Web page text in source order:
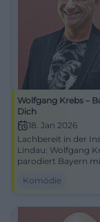
Wolfgang Krebs –
Dich
18. Jan 2026
Lachbereit in der
Lindau: Wolfgang
parodiert Bayern
18.01.2026, 18 Uhr,
Beste Satire, jetzt
sichern!
Komödie